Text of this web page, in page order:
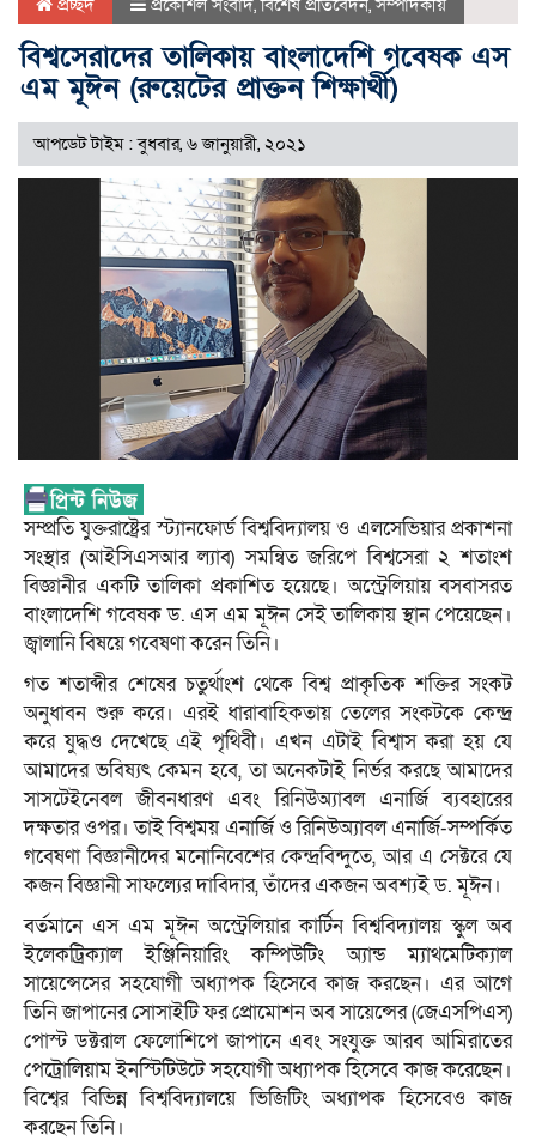
প্রচ্ছদ প্রকৌশল সংবাদ,বিশেষ প্রতিবেদন,সম্পাদকীয়
বিশ্বসেরাদের তালিকায় বাংলাদেশি গবেষক এস
এম মূঈন (রুয়েটের প্রাক্তন শিক্ষার্থী)
আপডেট টাইম : বুধবার, ৬ জানুয়ারী, ২০২১
সম্প্রতি যুক্তরাষ্ট্রের স্ট্যানফোর্ড বিশ্ববিদ্যালয় ও এলসেভিয়ার প্রকাশনা
সংস্থার (আইসিএসআর ল্যাব) সমন্বিত জরিপে বিশ্বসেরা ২ শতাংশ
বিজ্ঞানীর একটি তালিকা প্রকাশিত হয়েছে। অস্ট্রেলিয়ায় বসবাসরত
বাংলাদেশি গবেষক ড. এস এম মূঈন সেই তালিকায় স্থান পেয়েছেন।
জ্বালানি বিষয়ে গবেষণা করেন তিনি।
গত শতাব্দীর শেষের চতুর্থাংশ থেকে বিশ্ব প্রাকৃতিক শক্তির সংকট
অনুধাবন শুরু করে। এরই ধারাবাহিকতায় তেলের সংকটকে কেন্দ্র
করে যুদ্ধও দেখে‌ছে এই পৃথিবী। এখন এটাই বিশ্বাস করা হয় যে
আমাদের ভবিষ্যৎ কেমন হবে, তা অনেকটাই নির্ভর করছে আমাদের
সাসটেইনেবল জীবনধারণ এবং রিনিউঅ্যাবল এনার্জি ব্যবহারের
দক্ষতার ওপর। তাই বিশ্বময় এনার্জি ও রিনিউঅ্যাবল এনার্জি-সম্পর্কিত
গবেষণা বিজ্ঞানীদের মনোনিবেশের কেন্দ্রবিন্দুতে, আর এ সেক্টরে যে
কজন বিজ্ঞানী সাফল্যের দাবিদার, তাঁদের একজন অবশ্যই ড. মূঈন।
বর্তমানে এস এম মূঈন অস্ট্রেলিয়ার কার্টিন বিশ্ববিদ্যালয় স্কুল অব
ইলেকট্রিক্যাল ইঞ্জিনিয়ারিং কম্পিউটিং অ্যান্ড ম্যাথমেটিক্যাল
সায়েন্সেসের সহযোগী অধ্যাপক হিসেবে কাজ করছেন। এর আগে
তিনি জাপানের সোসাইটি ফর প্রোমোশন অব সায়েন্সের (জেএসপিএস)
পোস্ট ডক্টরাল ফেলোশিপে জাপানে এবং সংযুক্ত আরব আমিরাতের
পেট্রোলিয়াম ইনস্টিটিউটে সহযোগী অধ্যাপক হিসেবে কাজ করেছেন।
বিশ্বের বিভিন্ন বিশ্ববিদ্যালয়ে ভিজিটিং অধ্যাপক হিসেবেও কাজ
করছেন তিনি।